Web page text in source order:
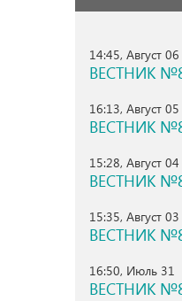
14:45, Август 06
ВЕСТНИК
16:13, Август 05
ВЕСТНИК
15:28, Август 04
ВЕСТНИК
15:35, Август 03
ВЕСТНИК
16:50, Июль 31
ВЕСТНИК